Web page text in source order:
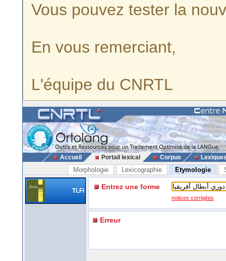
Vous pouvez tester la
En vous remerciant,
L'équipe du CNRTL
Accueil Portail lexical Corpus
Morphologie Lexicographie Etymologie
TLFi Entrez une forme
notices corrigées
Erreur